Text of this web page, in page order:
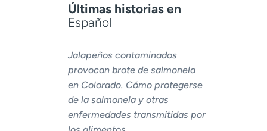
Últimas historias en
Español
Jalapeños contaminados
provocan brote de salmonela
en Colorado. Cómo protegerse
de la salmonela y otras
enfermedades transmitidas por